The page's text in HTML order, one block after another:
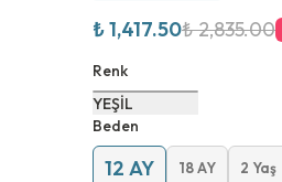
₺ 1,417.50₺ 2,835.00
Renk
YEŞİL
Beden
12 AY 18 AY 2 Yaş